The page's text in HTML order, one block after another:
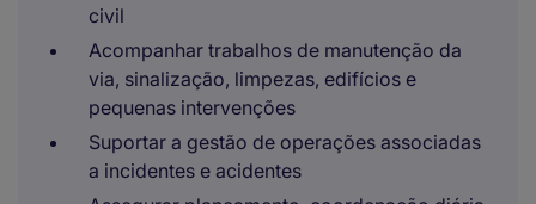
civil
Acompanhar trabalhos de manutenção da
via, sinalização, limpezas, edifícios e
pequenas intervenções
Suportar a gestão de operações associadas
a incidentes e acidentes